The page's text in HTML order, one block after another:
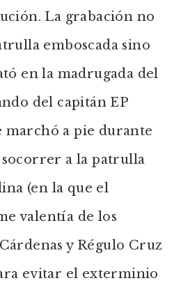
La grabación no
emboscada sino
en la madrugada del
del capitán EP
marchó a pie durante
a la patrulla
(en la que el
valentía de los
y Régulo Cruz
evitar el exterminio